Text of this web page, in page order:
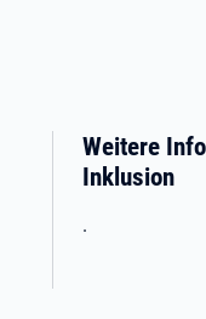
Weitere
Inklusion
.